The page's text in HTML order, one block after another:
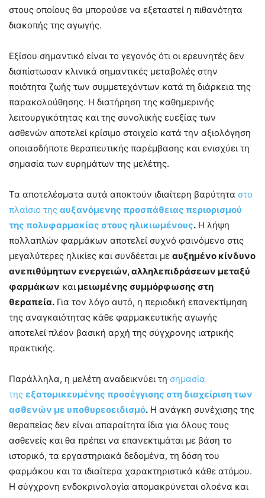
στους οποίους θα μπορούσε να εξεταστεί η πιθανότητα
διακοπής της αγωγής.
Εξίσου σημαντικό είναι το γεγονός ότι οι ερευνητές δεν
διαπίστωσαν κλινικά σημαντικές μεταβολές στην
ποιότητα ζωής των συμμετεχόντων κατά τη διάρκεια της
παρακολούθησης. Η διατήρηση της καθημερινής
λειτουργικότητας και της συνολικής ευεξίας των
ασθενών αποτελεί κρίσιμο στοιχείο κατά την αξιολόγηση
οποιασδήποτε θεραπευτικής παρέμβασης και ενισχύει τη
σημασία των ευρημάτων της μελέτης.
Τα αποτελέσματα αυτά αποκτούν ιδιαίτερη βαρύτητα στο
πλαίσιο της αυξανόμενης προσπάθειας περιορισμού
της πολυφαρμακίας στους ηλικιωμένους. Η λήψη
πολλαπλών φαρμάκων αποτελεί συχνό φαινόμενο στις
μεγαλύτερες ηλικίες και συνδέεται με αυξημένο κίνδυνο
ανεπιθύμητων ενεργειών, αλληλεπιδράσεων μεταξύ
φαρμάκων καιμειωμένης συμμόρφωσης στη
θεραπεία. Για τον λόγο αυτό, η περιοδική επανεκτίμηση
της αναγκαιότητας κάθε φαρμακευτικής αγωγής
αποτελεί πλέον βασική αρχή της σύγχρονης ιατρικής
πρακτικής.
Παράλληλα, η μελέτη αναδεικνύει τη σημασία
της εξατομικευμένης προσέγγισης στη διαχείριση των
ασθενών με υποθυρεοειδισμό. Η ανάγκη συνέχισης της
θεραπείας δεν είναι απαραίτητα ίδια για όλους τους
ασθενείς και θα πρέπει να επανεκτιμάται με βάση το
ιστορικό, τα εργαστηριακά δεδομένα, τη δόση του
φαρμάκου και τα ιδιαίτερα χαρακτηριστικά κάθε ατόμου.
Η σύγχρονη ενδοκρινολογία απομακρύνεται ολοένα και